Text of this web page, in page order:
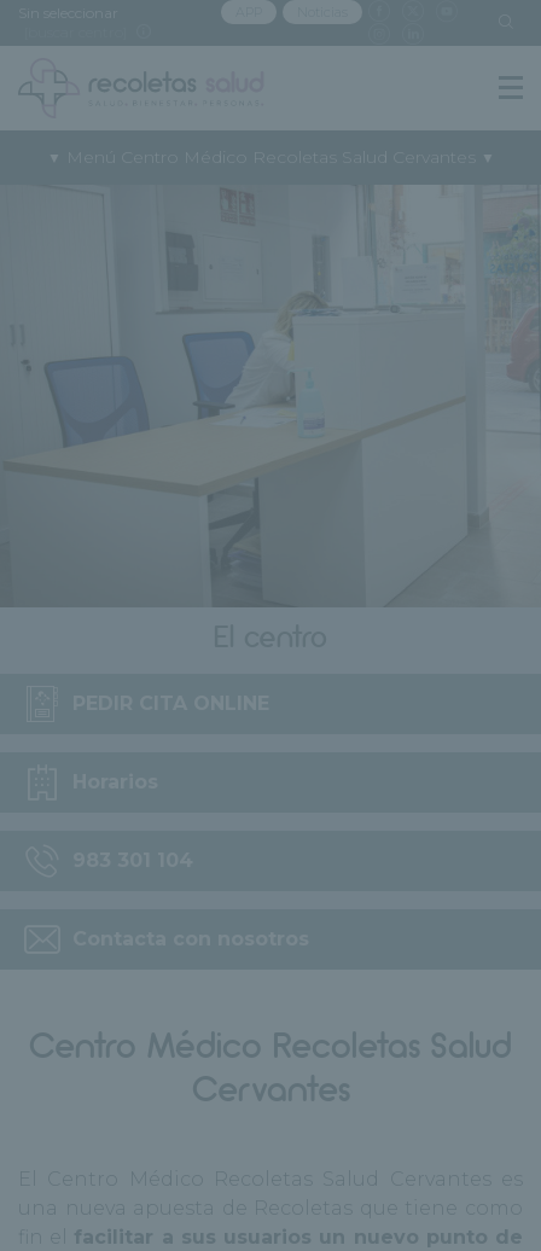
▼ Menú Centro Médico Recoletas Salud Cervantes ▼
Centro Médico Recoletas Salud
Cervantes
El Centro Médico Recoletas Salud Cervantes es
una nueva apuesta de Recoletas que tiene como
fin el facilitar a sus usuarios un nuevo punto de